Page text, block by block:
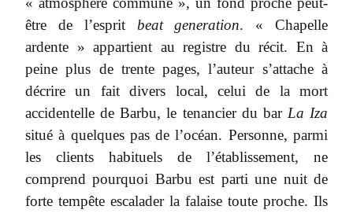
être de l’esprit beat generation. « Chapelle
ardente » appartient au registre du récit. En à
peine plus de trente pages, l’auteur s’attache à
décrire un fait divers local, celui de la mort
accidentelle de Barbu, le tenancier du bar La Iza
situé à quelques pas de l’océan. Personne, parmi
les clients habituels de l’établissement, ne
comprend pourquoi Barbu est parti une nuit de
forte tempête escalader la falaise toute proche. Ils